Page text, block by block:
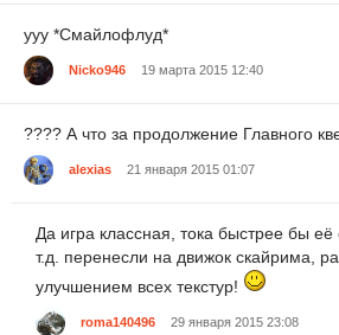
ууу *Смайлофлуд*
Nicko946 19 марта 2015 12:40
???? А что за продолжение Главного
alexias 21 января 2015 01:07
Да игра классная, тока быстрее бы
т.д. перенесли на движок скайрима,
улучшением всех текстур!
roma140496 29 января 2015 23:08